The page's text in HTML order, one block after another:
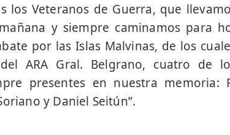
los Veteranos de Guerra, que
y siempre caminamos para
por las Islas Malvinas, de los
ARA Gral. Belgrano, cuatro de
presentes en nuestra memoria:
y Daniel Seitún”.